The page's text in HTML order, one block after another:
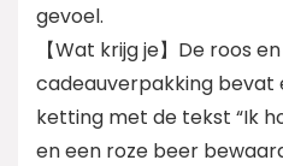
gevoel.
【Wat krijg je】De roos
cadeauverpakking bevat
ketting met de tekst “Ik
en een roze beer